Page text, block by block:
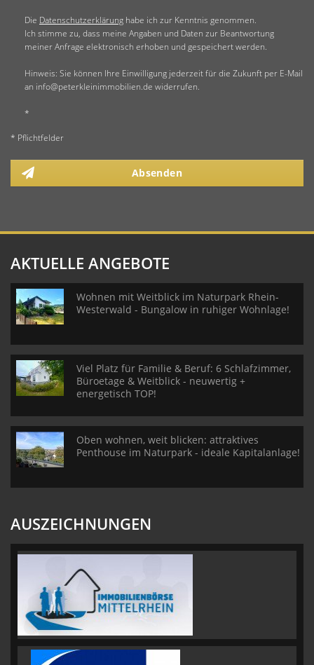
Die Datenschutzerklärung habe ich zur Kenntnis genommen.
Ich stimme zu, dass meine Angaben und Daten zur Beantwortung
meiner Anfrage elektronisch erhoben und gespeichert werden.
Hinweis: Sie können Ihre Einwilligung jederzeit für die Zukunft per E-Mail
an info@peterkleinimmobilien.de widerrufen.
*
* Pflichtfelder
Absenden
AKTUELLE ANGEBOTE
Wohnen mit Weitblick im Naturpark Rhein-
Westerwald - Bungalow in ruhiger Wohnlage!
Viel Platz für Familie & Beruf: 6 Schlafzimmer,
Büroetage & Weitblick - neuwertig +
energetisch TOP!
Oben wohnen, weit blicken: attraktives
Penthouse im Naturpark - ideale Kapitalanlage!
AUSZEICHNUNGEN